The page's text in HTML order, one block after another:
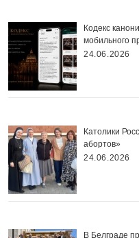
Кодекс
мобильного
24.06.2026
Католики
абортов»
24.06.2026
В Белграде